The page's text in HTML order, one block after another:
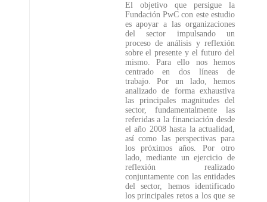
El objetivo que persigue la
Fundación PwC con este estudio
es apoyar a las organizaciones
del sector impulsando un
proceso de análisis y reflexión
sobre el presente y el futuro del
mismo. Para ello nos hemos
centrado en dos líneas de
trabajo. Por un lado, hemos
analizado de forma exhaustiva
las principales magnitudes del
sector, fundamentalmente las
referidas a la financiación desde
el año 2008 hasta la actualidad,
así como las perspectivas para
los próximos años. Por otro
lado, mediante un ejercicio de
reflexión realizado
conjuntamente con las entidades
del sector, hemos identificado
los principales retos a los que se